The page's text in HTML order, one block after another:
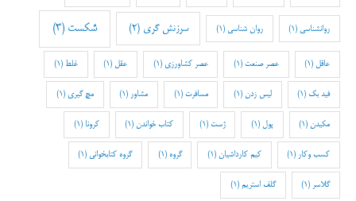
روانشناسی (1) روان شناسی (1) سرزنش گری (2) شکست (3)
عاقل (1) عصر صنعت (1) عصر کشاورزی (1) عقل (1) غلط (1)
فید بک(1) لیس زدن (1) مسافرت (1) مشاور (1) مچ گیری (1)
مکیدن (1) پول (1) ژست (1) کتاب خواندن (1) کرونا (1)
کسب وکار (1) کیم کارداشیان (1) گروه (1) گروه کتابخوانی (1)
گلاسر (1) گلف استریم (1)